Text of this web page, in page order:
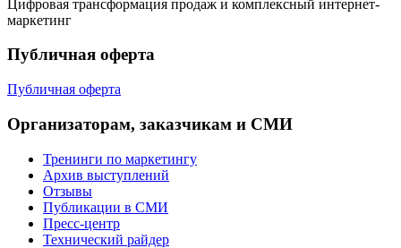
Цифровая трансформация продаж и комплексный интернет-
маркетинг
Публичная оферта
Публичная оферта
Организаторам, заказчикам и СМИ
Тренинги по маркетингу
Архив выступлений
Отзывы
Публикации в СМИ
Пресс-центр
Технический райдер